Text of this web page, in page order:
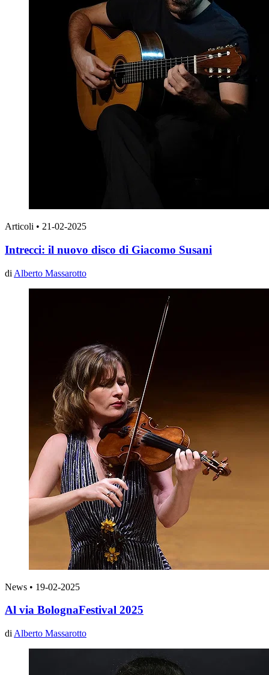
Articoli • 21-02-2025
Intrecci: il nuovo disco di Giacomo Susani
di Alberto Massarotto
News • 19-02-2025
Al via BolognaFestival 2025
di Alberto Massarotto